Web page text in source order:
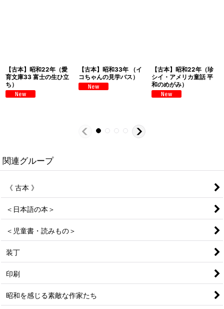
【古本】昭和22年（愛
育文庫33 富士の生ひ立
ち）
【古本】昭和33年 （イ
コちゃんの見学バス）
【古本】昭和22年（珍
シイ・アメリカ童話 平
和のめがみ）
関連グループ
《 古本 》
＜日本語の本＞
＜児童書・読みもの＞
装丁
印刷
昭和を感じる素敵な作家たち